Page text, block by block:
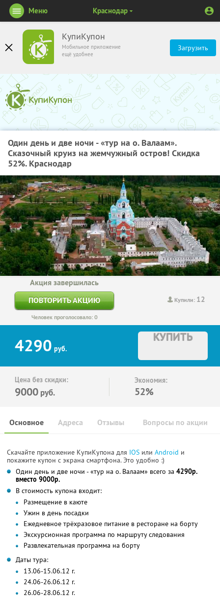
КупиКупон
Мобильное приложение
ещё удобнее
Загрузить
Меню Краснодар
Один день и две ночи - «тур на о. Валаам».
Сказочный круиз на жемчужный остров! Скидка
52%. Краснодар
Купили: 12
Акция завершилась
ПОВТОРИТЬ АКЦИЮ
Человек проголосовало: 0
4290 руб.
КУПИТЬ
Цена без скидки:
9000 руб.
Экономия:
52%
Основное Отзывы Вопросы по акции
Адреса
Скачайте приложение КупиКупона для IOS или Android и
покажите купон с экрана смартфона. Это удобно :)
Один день и две ночи - «тур на о. Валаам» всего за 4290р.
вместо 9000р.
В стоимость купона входит:
Размещение в каюте
Ужин в день посадки
Ежедневное трёхразовое питание в ресторане на борту
Экскурсионная программа по маршруту следования
Развлекательная программа на борту
Даты тура:
13.06-15.06.12 г.
24.06-26.06.12 г.
26.06-28.06.12 г.